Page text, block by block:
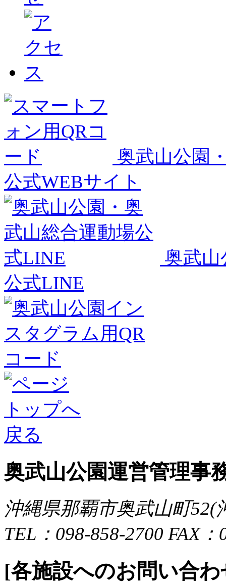
奥武山公園
公式WEBサイト
奥武山
公式LINE
奥武山公園運営管理事
沖縄県那覇市奥武山町52(
TEL：098-858-2700 FAX：
[各施設へのお問い合